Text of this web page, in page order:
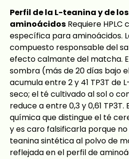
Perfil de la L-teanina y de los
aminoácidos Requiere
específica para aminoácidos.
compuesto responsable del
efecto calmante del matcha.
sombra (más de 20 días bajo
acumula entre 2 y 41 TP3T de
seco; el té cultivado al sol o
reduce a entre 0,3 y 0,61 TP3T.
química que distingue el té
y es caro falsificarla porque
teanina sintética al polvo de
reflejada en el perfil de